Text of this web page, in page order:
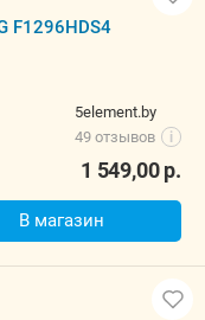
F1296HDS4
5element.by
49 отзывов
i
1 549,00р.
В магазин